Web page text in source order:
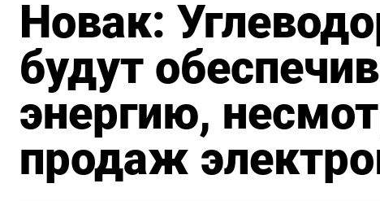
Новак:
будут
энергию,
продаж